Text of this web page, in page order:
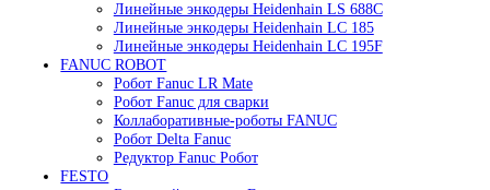
FANUC
Контроллеры Fanuc
Сервоуселители Fanuc
Энкодеры Fanuc
Fanuc PCB Плата
Серводвигатели Fanuc
MITSUBISHI ELECTRIC
Сервоприводы Mitsubishi